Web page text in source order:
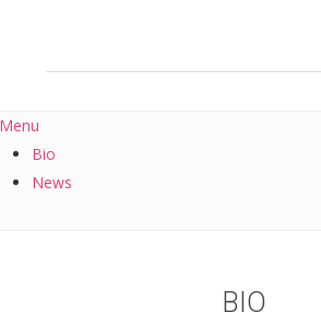
Bio
News
BIO